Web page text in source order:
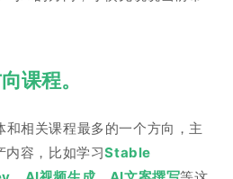
课程。
相关课程最多的一个方向，主
内容，比如学习Stable